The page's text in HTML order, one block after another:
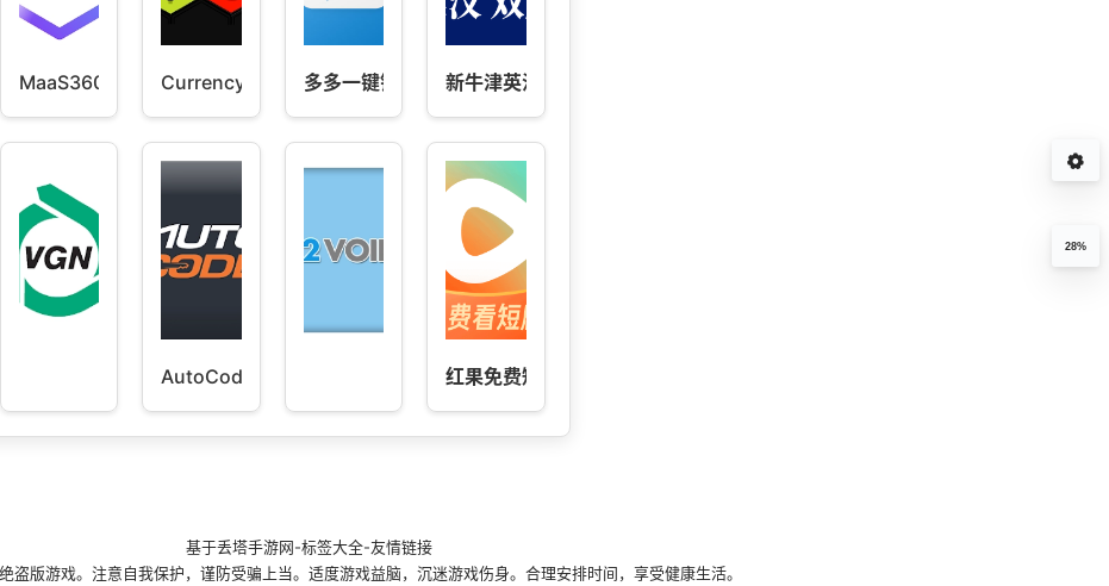
MaaS360 Currency Converter多多一键锁屏 新牛津英汉双解大词典
AutoCode 红果免费短剧
28%
基于丢塔手游网-标签大全-友情链接
盗版游戏。注意自我保护，谨防受骗上当。适度游戏益脑，沉迷游戏伤身。合理安排时间，享受健康生活。